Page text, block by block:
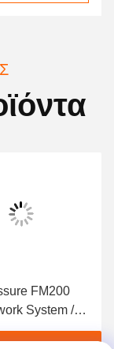
FM200
System /